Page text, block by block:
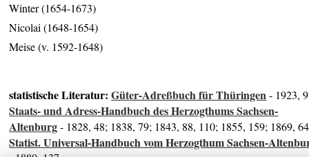
Winter (1654-1673)
Nicolai (1648-1654)
Meise (v. 1592-1648)
statistische Literatur:Güter-Adreßbuch für Thüringen- 1923, 9
Staats- und Adress-Handbuch des Herzogthums Sachsen-
Altenburg- 1828, 48; 1838, 79; 1843, 88, 110; 1855, 159; 1869, 64
Statist. Universal-Handbuch vom Herzogthum Sachsen-